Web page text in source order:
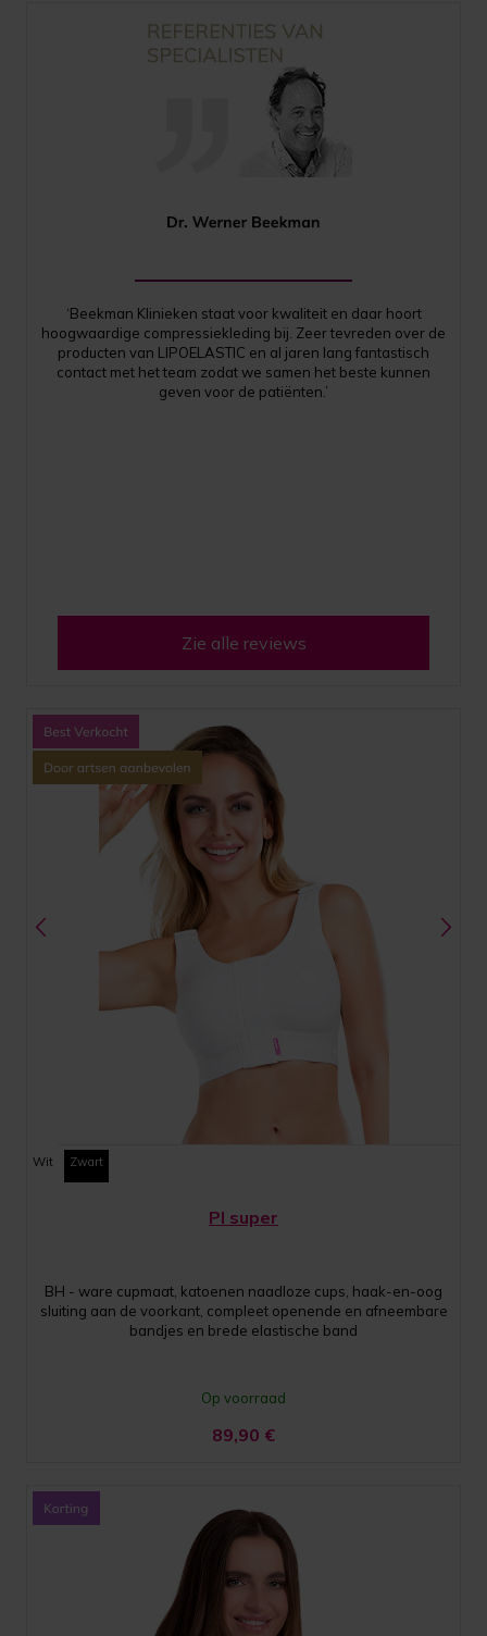
‘Beekman Klinieken staat voor kwaliteit en daar hoort
hoogwaardige compressiekleding bij. Zeer tevreden over de
producten van LIPOELASTIC en al jaren lang fantastisch
contact met het team zodat we samen het beste kunnen
geven voor de patiënten.’
Zie alle reviews
Wit Zwart
PI super
BH - ware cupmaat, katoenen naadloze cups, haak-en-oog
sluiting aan de voorkant, compleet openende en afneembare
bandjes en brede elastische band
Op voorraad
89,90 €